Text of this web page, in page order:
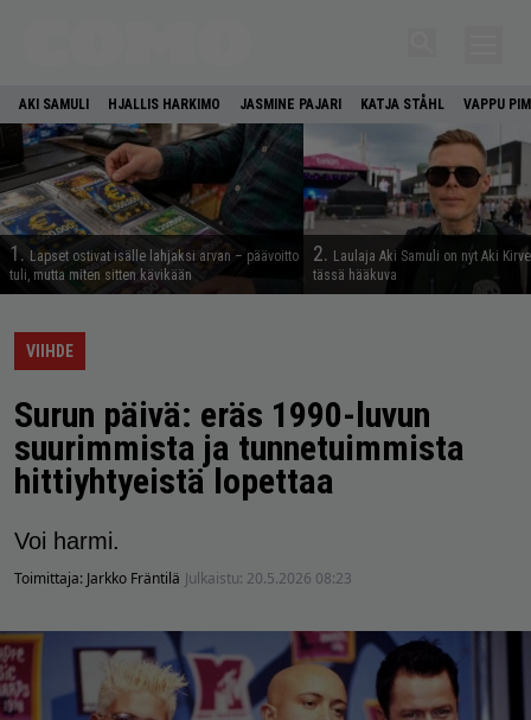
AKI SAMULI HJALLIS HARKIMO JASMINE PAJARI KATJA STÅHL VAPPU
1. Lapset ostivat isälle lahjaksi arvan – päävoitto
tuli, mutta miten sitten kävikään
2. Laulaja Aki Samuli on nyt Aki
tässä hääkuva
VIIHDE
Surun päivä: eräs 1990-luvun
suurimmista ja tunnetuimmista
hittiyhtyeistä lopettaa
Voi harmi.
Toimittaja: Jarkko Fräntilä Julkaistu: 20.5.2026 08:23